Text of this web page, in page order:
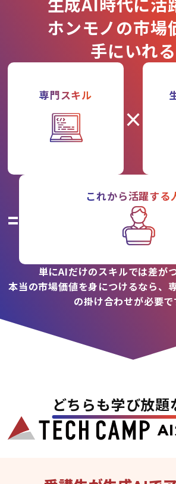
ホンモノの市場
手にいれる
専門スキル
×
=
これから活躍する
単にAIだけのスキルでは差が
本当の市場価値を身につけるなら、
の掛け合わせが必要で
どちらも学び放題